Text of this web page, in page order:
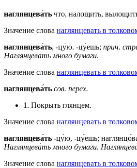
наглянцева́ть что, налощить,
Значение слова наглянцевать в
наглянцева́ть, -цу́ю. -цу́ешь; прич.
Наглянцевать много бумаги.
Значение слова наглянцевать в
наглянцева́ть сов. перех.
1. Покрыть глянцем.
Значение слова наглянцевать в
наглянцева́ть -цу́ю, -цу́ешь;
Наглянцева́ть много бумаги.
Значение слова наглянцевать в